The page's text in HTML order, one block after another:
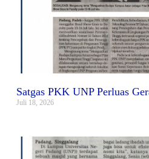
Satgas PKK UNP Perluas
Juli 18, 2026